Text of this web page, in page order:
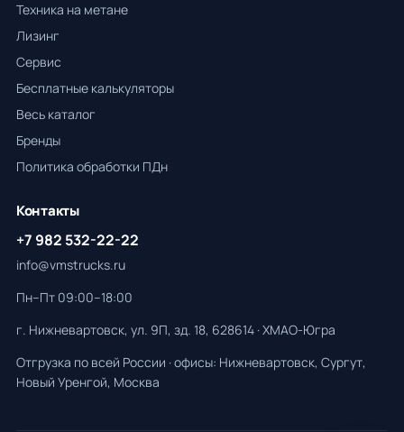
Техника на метане
Лизинг
Сервис
Бесплатные калькуляторы
Весь каталог
Бренды
Политика обработки ПДн
Контакты
+7 982 532-22-22
info@vmstrucks.ru
Пн–Пт 09:00–18:00
г. Нижневартовск, ул. 9П, зд. 18, 628614 · ХМАО-Югра
Отгрузка по всей России · офисы: Нижневартовск, Сургут,
Новый Уренгой, Москва